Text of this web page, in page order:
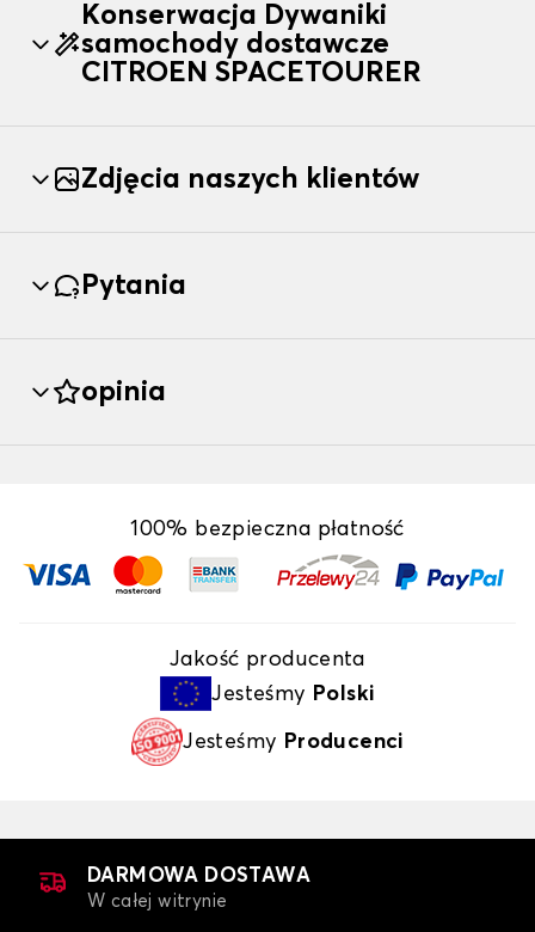
Konserwacja Dywaniki
samochody dostawcze
CITROEN SPACETOURER
Zdjęcia naszych klientów
Pytania
opinia
100% bezpieczna płatność
Jakość producenta
Jesteśmy Polski
Jesteśmy Producenci
DARMOWA DOSTAWA
W całej witrynie